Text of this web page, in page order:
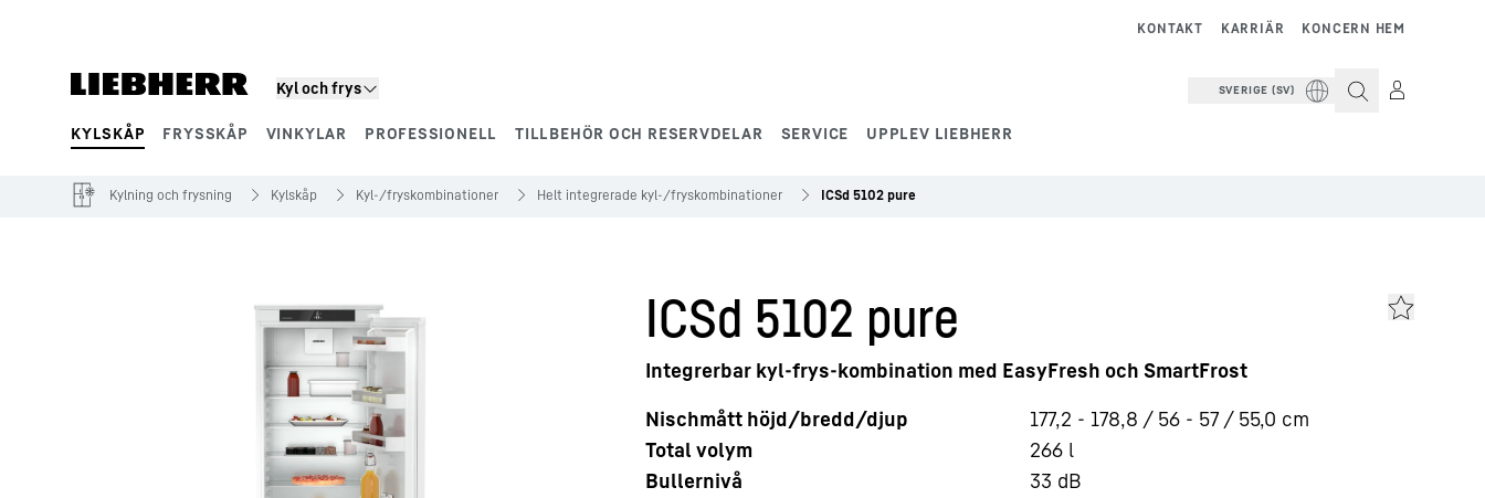
Kyl och frys
KYLSKÅP FRYSSKÅP VINKYLAR PROFESSIONELL TILLBEHÖR OCH RESERVDELAR SERVICE UPPLEV LIEBHERR
KONCERN HEM
KARRIÄR
KONTAKT
SVERIGE (SV)
Produktsegment
Kylning och frysning Kylskåp Kyl-/fryskombinationer Helt integrerade kyl-/fryskombinationer ICSd 5102 pure
ICSd 5102 pure
Integrerbar kyl-frys-kombination med EasyFresh och SmartFrost
Nischmått höjd/bredd/djup
177,2 - 178,8 / 56 - 57 / 55,0 cm
Total volym
266 l
Bullernivå
33 dB